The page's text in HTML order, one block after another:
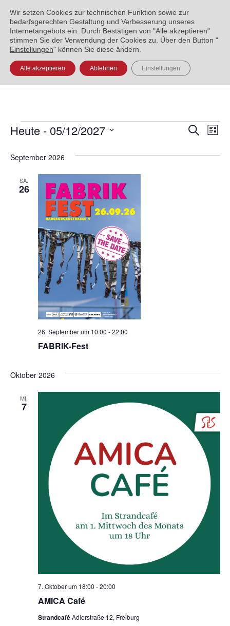
ENGLISH العربية УКРАЇНСЬКА
Suche
Liste
Heute - 05/12/2027
wählen.
September 2026
SA.
26
FABRIK-Fest
26. September um 10:00 -22:00
Oktober 2026
MI.
7
AMICA Café
7. Oktober um 18:00 -20:00
StrandcaféAdlerstraße 12, Freiburg
Wir setzen Cookies zur technischen Funktion sowie zur
bedarfsgerechten Gestaltung und Verbesserung unseres
Internetangebots ein. Durch Bestätigen von "Alle akzeptieren"
stimmen Sie der Verwendung der Cookies zu. Über den Button "
Einstellungen" können Sie diese ändern.
Alle akzeptieren Ablehnen Einstellungen